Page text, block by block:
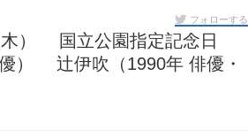
フォローする
木） 国立公園指定記念日
） 辻伊吹（1990年 俳優・